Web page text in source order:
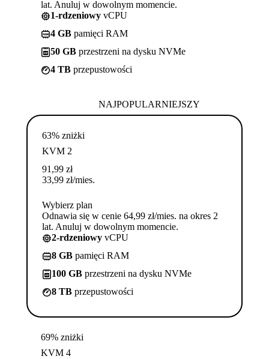
lat. Anuluj w dowolnym momencie.
1-rdzeniowy vCPU
4 GB pamięci RAM
50 GB przestrzeni na dysku NVMe
4 TB przepustowości
NAJPOPULARNIEJSZY
63% zniżki
KVM 2
91,99 zł
33,99 zł/mies.
Wybierz plan
Odnawia się w cenie 64,99 zł/mies. na okres 2
lat. Anuluj w dowolnym momencie.
2-rdzeniowy vCPU
8 GB pamięci RAM
100 GB przestrzeni na dysku NVMe
8 TB przepustowości
69% zniżki
KVM 4